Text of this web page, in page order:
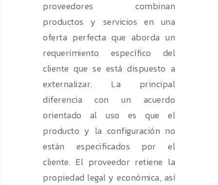
proveedores combinan
productos y servicios en una
oferta perfecta que aborda un
requerimiento específico del
cliente que se está dispuesto a
externalizar. La principal
diferencia con un acuerdo
orientado al uso es que el
producto y la configuración no
están especificados por el
cliente. El proveedor retiene la
propiedad legal y económica, así